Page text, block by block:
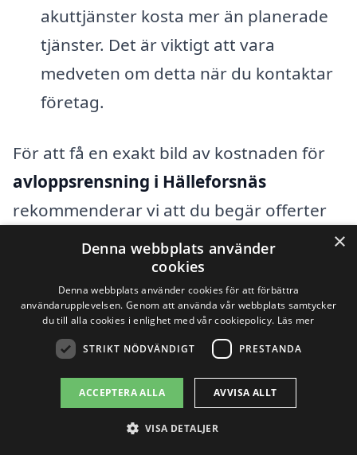
akuttjänster kosta mer än planerade
tjänster. Det är viktigt att vara
medveten om detta när du kontaktar
företag.
För att få en exakt bild av kostnaden för
avloppsrensning i Hälleforsnäs
rekommenderar vi att du begär offerter
från flera olika företag. Genom att
jämföra priser och tjänster kan du enklare
hitta en lösning som passar dina behov
och din budget. Dessutom kan du få
insikter om olika företag genom att läsa
kundrecensioner och betyg, vilket kan
hjälpa dig att göra ett mer informerat val.
×
Denna webbplats använder
cookies
Denna webbplats använder cookies för att förbättra
användarupplevelsen. Genom att använda vår webbplats samtycker
du till alla cookies i enlighet med vår cookiepolicy. Läs mer
STRIKT NÖDVÄNDIGT PRESTANDA
ACCEPTERA ALLA AVVISA ALLT
VISA DETALJER